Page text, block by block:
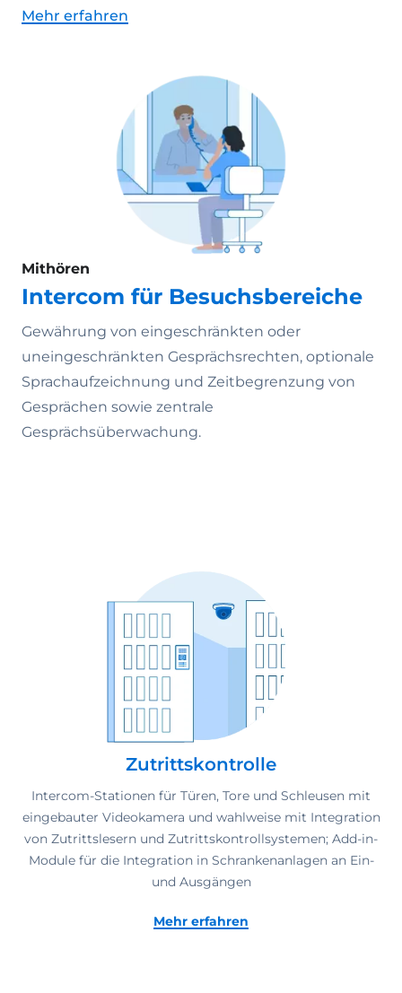
Mehr erfahren
Mithören
Intercom für Besuchsbereiche
Gewährung von eingeschränkten oder
uneingeschränkten Gesprächsrechten, optionale
Sprachaufzeichnung und Zeitbegrenzung von
Gesprächen sowie zentrale
Gesprächsüberwachung.
Zutrittskontrolle
Intercom-Stationen für Türen, Tore und Schleusen mit
eingebauter Videokamera und wahlweise mit Integration
von Zutrittslesern und Zutrittskontrollsystemen; Add-in-
Module für die Integration in Schrankenanlagen an Ein-
und Ausgängen
Mehr erfahren